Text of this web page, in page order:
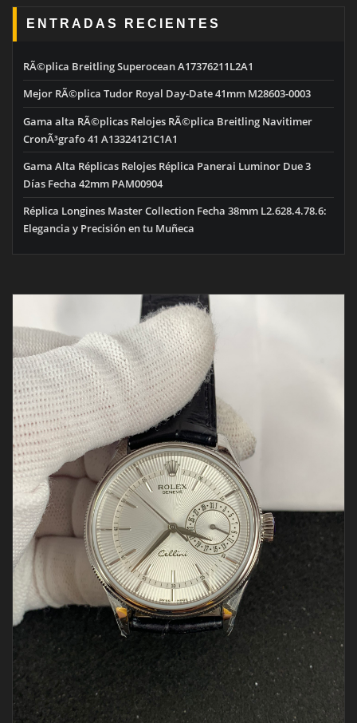
ENTRADAS RECIENTES
RÃ©plica Breitling Superocean A17376211L2A1
Mejor RÃ©plica Tudor Royal Day-Date 41mm M28603-0003
Gama alta RÃ©plicas Relojes RÃ©plica Breitling Navitimer
CronÃ³grafo 41 A13324121C1A1
Gama Alta Réplicas Relojes Réplica Panerai Luminor Due 3
Días Fecha 42mm PAM00904
Réplica Longines Master Collection Fecha 38mm L2.628.4.78.6:
Elegancia y Precisión en tu Muñeca